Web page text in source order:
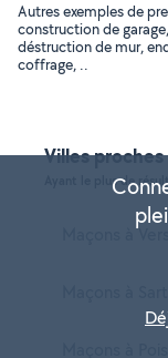
Autres exemples de
construction de
déstruction de mur,
coffrage, ..
Villes proches
Ayant le plus de
Maçons à
Maçons à